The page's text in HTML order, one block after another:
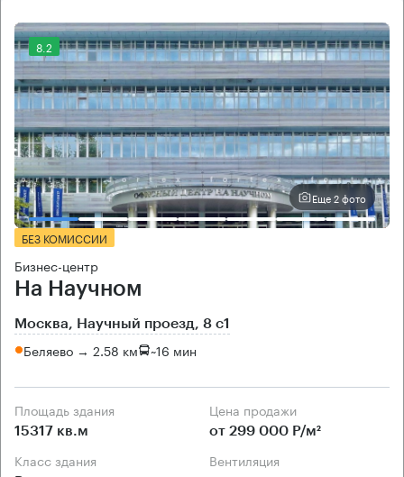
8.2
Еще 2 фото
БЕЗ КОМИССИИ
Бизнес-центр
На Научном
Москва, Научный проезд, 8 с1
Беляево → 2.58 км ~16 мин
Площадь здания
15317 кв.м
Цена продажи
от 299 000 Р/м²
Класс здания Вентиляция